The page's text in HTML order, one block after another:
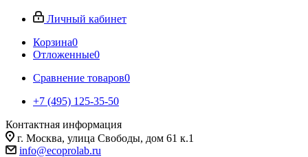
Личный кабинет
Корзина0
Отложенные0
Сравнение товаров0
+7 (495) 125-35-50
Контактная информация
г. Москва, улица Свободы, дом 61 к.1
info@ecoprolab.ru